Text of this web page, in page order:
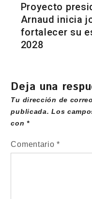
Proyecto
Arnaud inicia
fortalecer su
2028
Deja una
Tu dirección de
publicada. Los
con*
Comentario*